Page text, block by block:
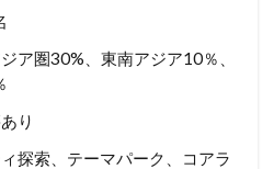
ア圏30%、東南アジア10％、
り
探索、テーマパーク、コアラ